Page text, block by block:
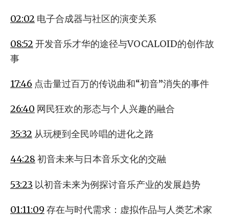
02:02 电子合成器与社区的演变关系
08:52 开发音乐才华的途径与VOCALOID的创作故
事
17:46 点击量过百万的传说曲和“初音”消失的事件
26:40 网民狂欢的形态与个人兴趣的融合
35:32 从玩梗到全民吟唱的进化之路
44:28 初音未来与日本音乐文化的交融
53:23 以初音未来为例探讨音乐产业的发展趋势
01:11:09 存在与时代需求：虚拟作品与人类艺术家